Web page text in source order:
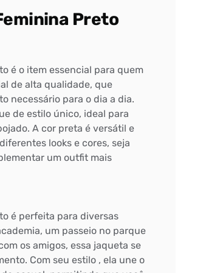
Preto
é o item essencial para quem
de alta qualidade, que
necessário para o dia a dia.
de estilo único, ideal para
A cor preta é versátil e
looks e cores, seja
um outfit mais
é perfeita para diversas
um passeio no parque
os amigos, essa jaqueta se
Com seu estilo , ela une o